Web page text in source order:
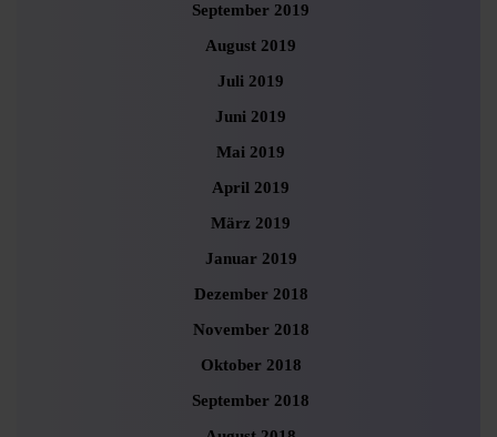
September 2019
August 2019
Juli 2019
Juni 2019
Mai 2019
April 2019
März 2019
Januar 2019
Dezember 2018
November 2018
Oktober 2018
September 2018